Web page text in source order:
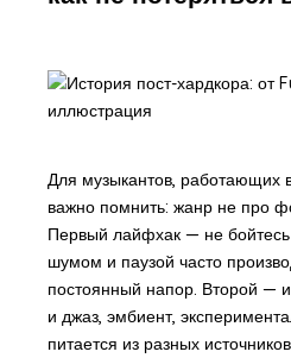
Для музыкантов, работающих
важно помнить: жанр не про
Первый лайфхак — не
шумом и паузой часто
постоянный напор. Второй —
и джаз, эмбиент,
питается из разных